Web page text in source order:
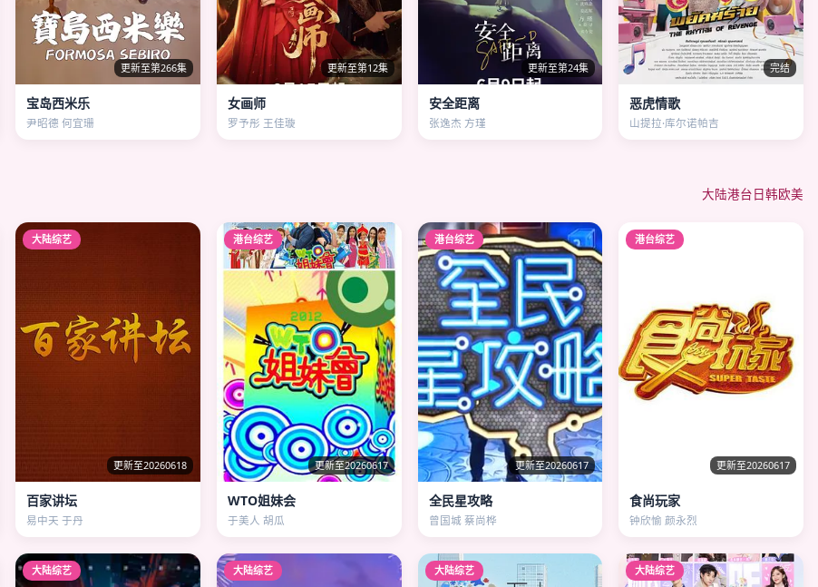
更新至第266集
宝岛西米乐
尹昭德 何宜珊
更新至第12集
女画师
罗予彤 王佳璇
更新至第24集
安全距离
张逸杰 方瑾
完结
恶虎情歌
山提拉·库尔诺帕吉
大陆港台日韩欧美
大陆综艺
更新至20260618
百家讲坛
易中天 于丹
港台综艺
更新至20260617
WTO姐妹会
于美人 胡瓜
港台综艺
更新至20260617
全民星攻略
曾国城 蔡尚桦
港台综艺
更新至20260617
食尚玩家
钟欣愉 颜永烈
大陆综艺 大陆综艺 大陆综艺 大陆综艺